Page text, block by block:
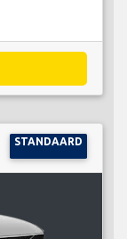
STANDAARD